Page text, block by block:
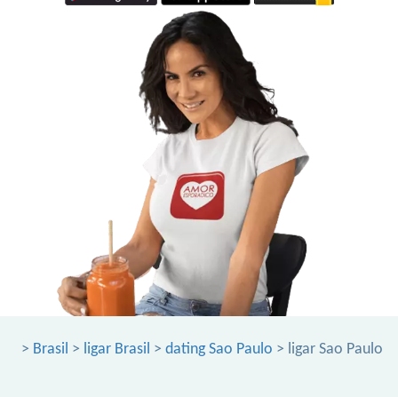
> Brasil > ligar Brasil > dating Sao Paulo > ligar Sao Paulo